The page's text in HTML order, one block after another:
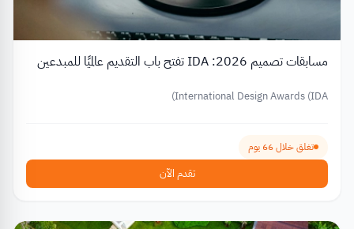
مسابقات تصميم 2026: IDA تفتح باب التقديم عالميًا للمبدعين
International Design Awards (IDA)
تغلق خلال 66 يوم
تقدم الآن